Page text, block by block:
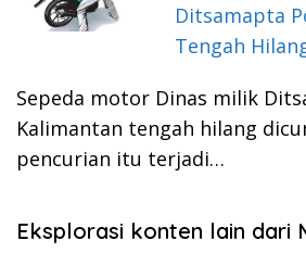
Ditsamapta
Tengah
Sepeda motor Dinas milik
Kalimantan tengah hilang
pencurian itu terjadi…
Eksplorasi konten lain dari